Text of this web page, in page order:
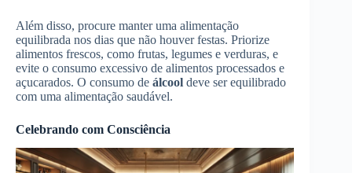
Além disso, procure manter uma alimentação
equilibrada nos dias que não houver festas. Priorize
alimentos frescos, como frutas, legumes e verduras, e
evite o consumo excessivo de alimentos processados e
açucarados. O consumo de álcool deve ser equilibrado
com uma alimentação saudável.
Celebrando com Consciência